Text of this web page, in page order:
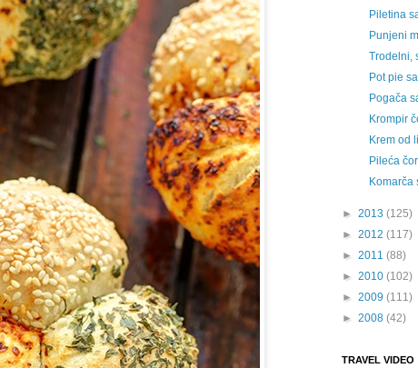
Piletina
Punjeni
Trodelni,
Pot pie
Pogača
Krompir
Krem od
Pileća
Komarča
► 2013 (125)
► 2012 (117)
► 2011 (88)
► 2010 (102)
► 2009 (111)
► 2008 (42)
TRAVEL VIDEO